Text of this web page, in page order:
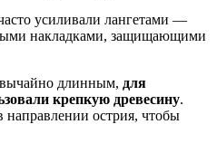
усиливали лангетами —
накладками, защищающими
длинным, для
крепкую древесину.
направлении острия, чтобы